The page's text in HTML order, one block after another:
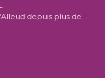
depuis plus de